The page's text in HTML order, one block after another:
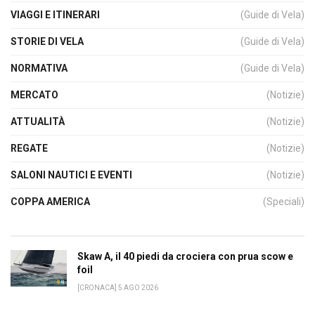
VIAGGI E ITINERARI (Guide di Vela)
STORIE DI VELA (Guide di Vela)
NORMATIVA (Guide di Vela)
MERCATO (Notizie)
ATTUALITÀ (Notizie)
REGATE (Notizie)
SALONI NAUTICI E EVENTI (Notizie)
COPPA AMERICA (Speciali)
Skaw A, il 40 piedi da crociera con prua scow e
foil
[CRONACA] 5 AGO 2026